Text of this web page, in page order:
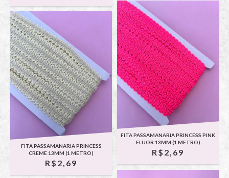
FITA PASSAMANARIA PRINCESS
CREME 13MM (1 METRO)
R$2,69
FITA PASSAMANARIA PRINCESS PINK
FLUOR 13MM (1 METRO)
R$2,69